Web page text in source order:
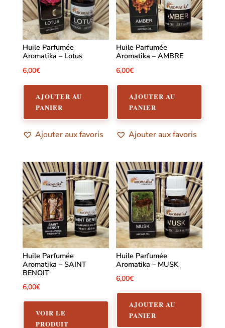
Huile Parfumée
Aromatika – Lotus
6,00€
AJOUTER AU
PANIER
Ajouter aux favoris
Huile Parfumée
Aromatika – AMBRE
6,00€
AJOUTER AU
PANIER
Ajouter aux favoris
Huile Parfumée
Aromatika – SAINT
BENOIT
6,00€
VOIR LE
PRODUIT
Huile Parfumée
Aromatika – MUSK
6,00€
AJOUTER AU
PANIER